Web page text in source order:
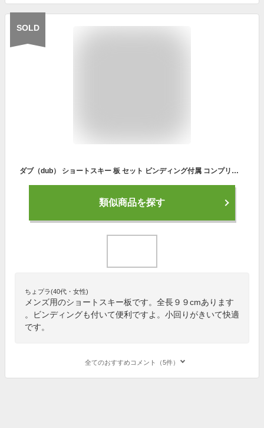
SOLD
ダブ（dub） ショートスキー 板 セット ビンディング付属 コンプリート99FUNスキー ++ENJOYABLE WHT （メンズ）
類似商品を探す
ちょプラ(40代・女性)
メンズ用のショートスキー板です。全長９９cmあります
。ビンディングも付いて便利ですよ。小回りがきいて快適
です。
全てのおすすめコメント（5件）